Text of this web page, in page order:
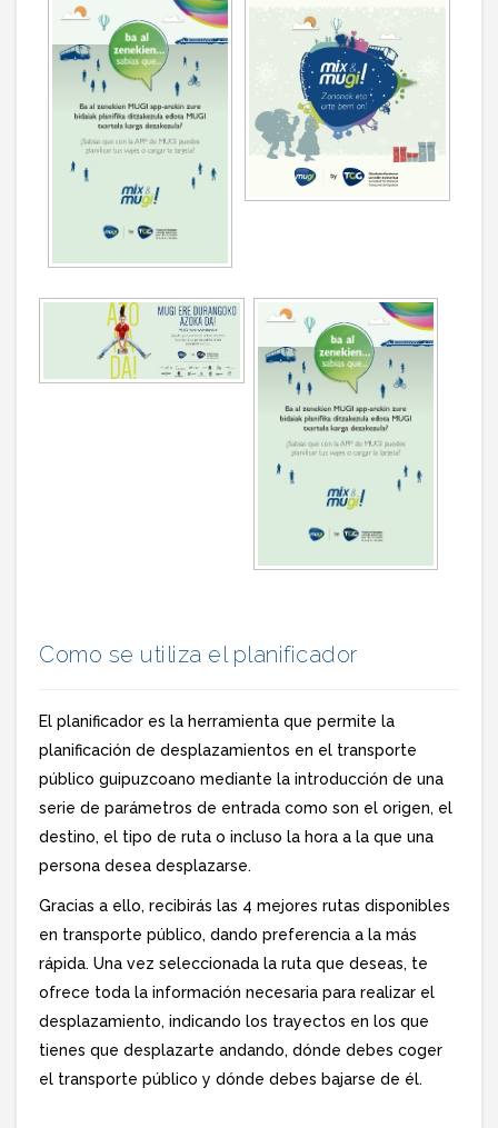
Como se utiliza el planificador
El planificador es la herramienta que permite la
planificación de desplazamientos en el transporte
público guipuzcoano mediante la introducción de una
serie de parámetros de entrada como son el origen, el
destino, el tipo de ruta o incluso la hora a la que una
persona desea desplazarse.
Gracias a ello, recibirás las 4 mejores rutas disponibles
en transporte público, dando preferencia a la más
rápida. Una vez seleccionada la ruta que deseas, te
ofrece toda la información necesaria para realizar el
desplazamiento, indicando los trayectos en los que
tienes que desplazarte andando, dónde debes coger
el transporte público y dónde debes bajarse de él.